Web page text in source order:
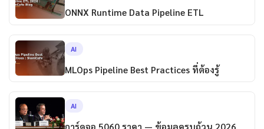
ONNX Runtime Data Pipeline ETL
AI
MLOps Pipeline Best Practices ที่ต้องรู้
AI
การ์ดจอ 5060 ราคา — ข้อมูลครบถ้วน 2026